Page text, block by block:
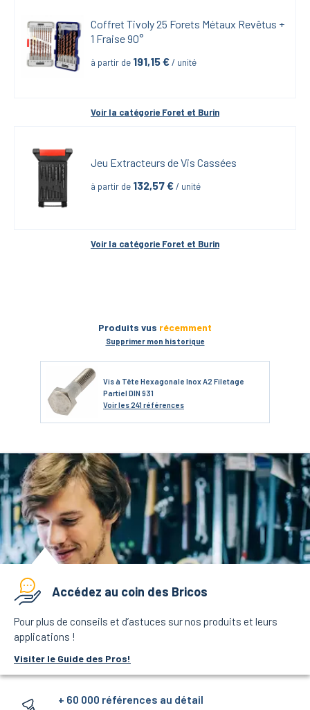
Coffret Tivoly 25 Forets Métaux Revêtus +
1 Fraise 90°
à partir de 191,15 € / unité
Voir la catégorie Foret et Burin
Jeu Extracteurs de Vis Cassées
à partir de 132,57 € / unité
Voir la catégorie Foret et Burin
Produits vus récemment
Supprimer mon historique
Vis à Tête Hexagonale Inox A2 Filetage
Partiel DIN 931
Voirles 241 références
Accédez au coin des Bricos
Pour plus de conseils et d’astuces sur nos produits et leurs
applications !
Visiter le Guide des Pros!
+ 60 000 références au détail